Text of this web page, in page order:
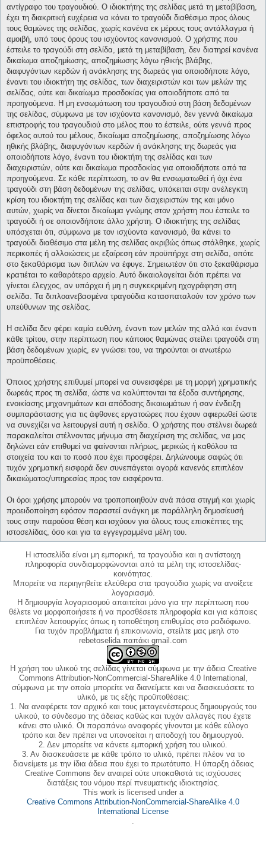
αντίγραφο του τραγουδιού. Ο ιδιοκτήτης της σελίδας μετά τη μεταβίβαση,
έχει τη διακριτική ευχέρεια να κάνει το τραγούδι διαθέσιμο προς όλους
τους θαμώνες της σελίδας, χωρίς κανένα εκ μέρους τους αντάλλαγμα ή
αμοιβή, υπό τους όρους του ισχύοντος κανονισμού. Ο χρήστης που
έστειλε το τραγούδι στη σελίδα, μετά τη μεταβίβαση, δεν διατηρεί κανένα
δικαίωμα αποζημίωσης, αποζημίωσης λόγω ηθικής βλάβης,
διαφυγόντων κερδών ή ανάκλησης της δωρεάς για οποιοδήποτε λόγο,
έναντι του ιδιοκτήτη της σελίδας, των διαχειριστών και των μελών της
σελίδας, ούτε και δικαίωμα προσδοκίας για οποιοδήποτε από τα
προηγούμενα. Η μη ενσωμάτωση του τραγουδιού στη βάση δεδομένων
της σελίδας, σύμφωνα με τον ισχύοντα κανονισμό, δεν γεννά δικαίωμα
επιστροφής του τραγουδιού στο μέλος που το έστειλε, ούτε γεννά προς
όφελος αυτού του μέλους, δικαίωμα αποζημίωσης, αποζημίωσης λόγω
ηθικής βλάβης, διαφυγόντων κερδών ή ανάκλησης της δωρεάς για
οποιοδήποτε λόγο, έναντι του ιδιοκτήτη της σελίδας και των
διαχειριστών, ούτε και δικαίωμα προσδοκίας για οποιοδήποτε από τα
προηγούμενα. Σε κάθε περίπτωση, το αν θα ενσωματωθεί ή όχι ένα
τραγούδι στη βάση δεδομένων της σελίδας, υπόκειται στην ανέλεγκτη
κρίση του ιδιοκτήτη της σελίδας και των διαχειριστών της και μόνο
αυτών, χωρίς να δίνεται δικαίωμα γνώμης στον χρήστη που έστειλε το
τραγούδι ή σε οποιονδήποτε άλλο χρήστη. Ο ιδιοκτήτης της σελίδας
υπόσχεται ότι, σύμφωνα με τον ισχύοντα κανονισμό, θα κάνει το
τραγούδι διαθέσιμο στα μέλη της σελίδας ακριβώς όπως στάλθηκε, χωρίς
περικοπές ή αλλοιώσεις με εξαίρεση εάν προϋπήρχε στη σελίδα, οπότε
στο ξεκαθάρισμα των διπλών να έφυγε. Σημειωτέον ότι στο ξεκαθάρισμα
κρατιέται το καθαρότερο αρχείο. Αυτό δικαιολογείται διότι πρέπει να
γίνεται έλεγχος, αν υπάρχει ή μη η συγκεκριμένη ηχογράφηση στη
σελίδα. Τα διπλοανεβασμένα τραγούδια κατασπαταλούν τον χρόνο των
υπεύθυνων της σελίδας.
Η σελίδα δεν φέρει καμία ευθύνη, έναντι των μελών της αλλά και έναντι
κάθε τρίτου, στην περίπτωση που κάποιος θαμώνας στείλει τραγούδι στη
βάση δεδομένων χωρίς, εν γνώσει του, να τηρούνται οι ανωτέρω
προϋποθέσεις.
Όποιος χρήστης επιθυμεί μπορεί να συνεισφέρει με τη μορφή χρηματικής
δωρεάς προς τη σελίδα, ώστε να καλύπτονται τα έξοδα συντήρησης,
ενοικίασης μηχανημάτων και απόδοσης δικαιωμάτων ή σαν ένδειξη
συμπαράστασης για τις άφθονες εργατοώρες που έχουν αφιερωθεί ώστε
να συνεχίζει να λειτουργεί αυτή η σελίδα. Ο χρήστης που στέλνει δωρεά
παρακαλείται στέλνοντας μήνυμα στη διαχείριση της σελίδας, να μας
δηλώνει εάν επιθυμεί να φαίνονται πλήρως, μερικώς ή καθόλου τα
στοιχεία του και το ποσό που έχει προσφέρει. Δηλώνουμε σαφώς ότι
τυχόν χρηματική εισφορά δεν συνεπάγεται αγορά κανενός επιπλέον
δικαιώματος/υπηρεσίας προς τον εισφέροντα.
Οι όροι χρήσης μπορούν να τροποποιηθούν ανά πάσα στιγμή και χωρίς
προειδοποίηση εφόσον παραστεί ανάγκη με παράλληλη δημοσίευσή
τους στην παρούσα θέση και ισχύουν για όλους τους επισκέπτες της
ιστοσελίδας, όσο και για τα εγγεγραμμένα μέλη του.
Η ιστοσελίδα είναι μη εμπορική, τα τραγούδια και η αντίστοιχη
πληροφορία συνδιαμορφώνονται από τα μέλη της ιστοσελίδας-
κοινότητας.
Μπορείτε να περιηγηθείτε ελεύθερα στα τραγούδια χωρίς να ανοίξετε
λογαριασμό.
Η δημιουργία λογαριασμού απαιτείται μόνο για την περίπτωση που
θέλετε να μορφοποιήσετε ή να προσθέσετε πληροφορία και για κάποιες
επιπλέον λειτουργίες όπως η τοποθέτηση επιθυμίας στο ραδιόφωνο.
Για τυχόν προβλήματα ή επικοινωνία, στείλτε μας μεηλ στο
rebetoselida παπάκι gmail.com
Η χρήση του υλικού της σελίδας γίνεται σύμφωνα με την άδεια Creative
Commons Attribution-NonCommercial-ShareAlike 4.0 International,
σύμφωνα με την οποία μπορείτε να διανείμετε και να διασκευάσετε το
υλικό, με τις εξής προϋποθέσεις:
1. Να αναφέρετε τον αρχικό και τους μεταγενέστερους δημιουργούς του
υλικού, το σύνδεσμο της άδειας καθώς και τυχόν αλλαγές που έχετε
κάνει στο υλικό. Οι παραπάνω αναφορές γίνονται με κάθε εύλογο
τρόπο και δεν πρέπει να υπονοείται η αποδοχή του δημιουργού.
2. Δεν μπορείτε να κάνετε εμπορική χρήση του υλικού.
3. Αν διασκευάσετε με κάθε τρόπο το υλικό, πρέπει πλέον να το
διανείμετε με την ίδια άδεια που έχει το πρωτότυπο. Η ύπαρξη άδειας
Creative Commons δεν αναιρεί ούτε υποκαθιστά τις ισχύουσες
διατάξεις του νόμου περί πνευματικής ιδιοκτησίας.
This work is licensed under a
Creative Commons Attribution-NonCommercial-ShareAlike 4.0
International License
.